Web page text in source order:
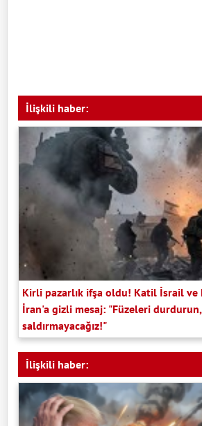
İlişkili haber:
Kirli pazarlık ifşa oldu! Katil İsrail ve
İran'a gizli mesaj: "Füzeleri durdurun,
saldırmayacağız!"
İlişkili haber: